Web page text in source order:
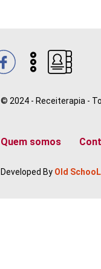
© 2024 - Receiterapia -
Quem somos
Developed By Old SchooL